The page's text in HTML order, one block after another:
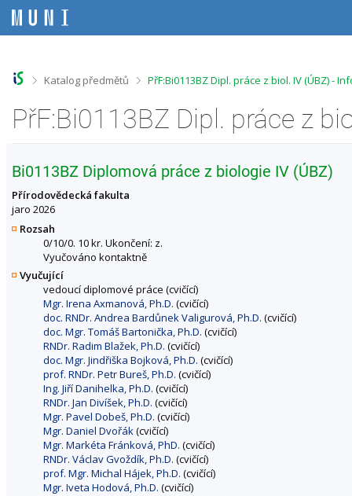
e
e
e
e
>Katalog předmětů >
PřF:Bi0113BZ Dipl. práce z biol. IV (ÚBZ) -
PřF:Bi0113BZ Dipl. práce z
Bi0113BZ Diplomová práce z biologie IV (ÚBZ)
Přírodovědecká fakulta
jaro 2026
Rozsah
0/10/0. 10 kr. Ukončení: z.
Vyučováno kontaktně
Vyučující
vedoucí diplomové práce (cvičící)
Mgr. Irena Axmanová, Ph.D. (cvičící)
doc. RNDr. Andrea Bardůnek Valigurová, Ph.D. (cvičící)
doc. Mgr. Tomáš Bartonička, Ph.D. (cvičící)
RNDr. Radim Blažek, Ph.D. (cvičící)
doc. Mgr. Jindřiška Bojková, Ph.D. (cvičící)
prof. RNDr. Petr Bureš, Ph.D. (cvičící)
Ing. Jiří Danihelka, Ph.D. (cvičící)
RNDr. Jan Divíšek, Ph.D. (cvičící)
Mgr. Pavel Dobeš, Ph.D. (cvičící)
Mgr. Daniel Dvořák(cvičící)
Mgr. Markéta Fránková, PhD. (cvičící)
RNDr. Václav Gvoždík, Ph.D. (cvičící)
prof. Mgr. Michal Hájek, Ph.D. (cvičící)
Mgr. Iveta Hodová, Ph.D. (cvičící)